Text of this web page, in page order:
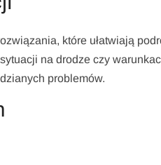
które ułatwiają
na drodze czy
problemów.